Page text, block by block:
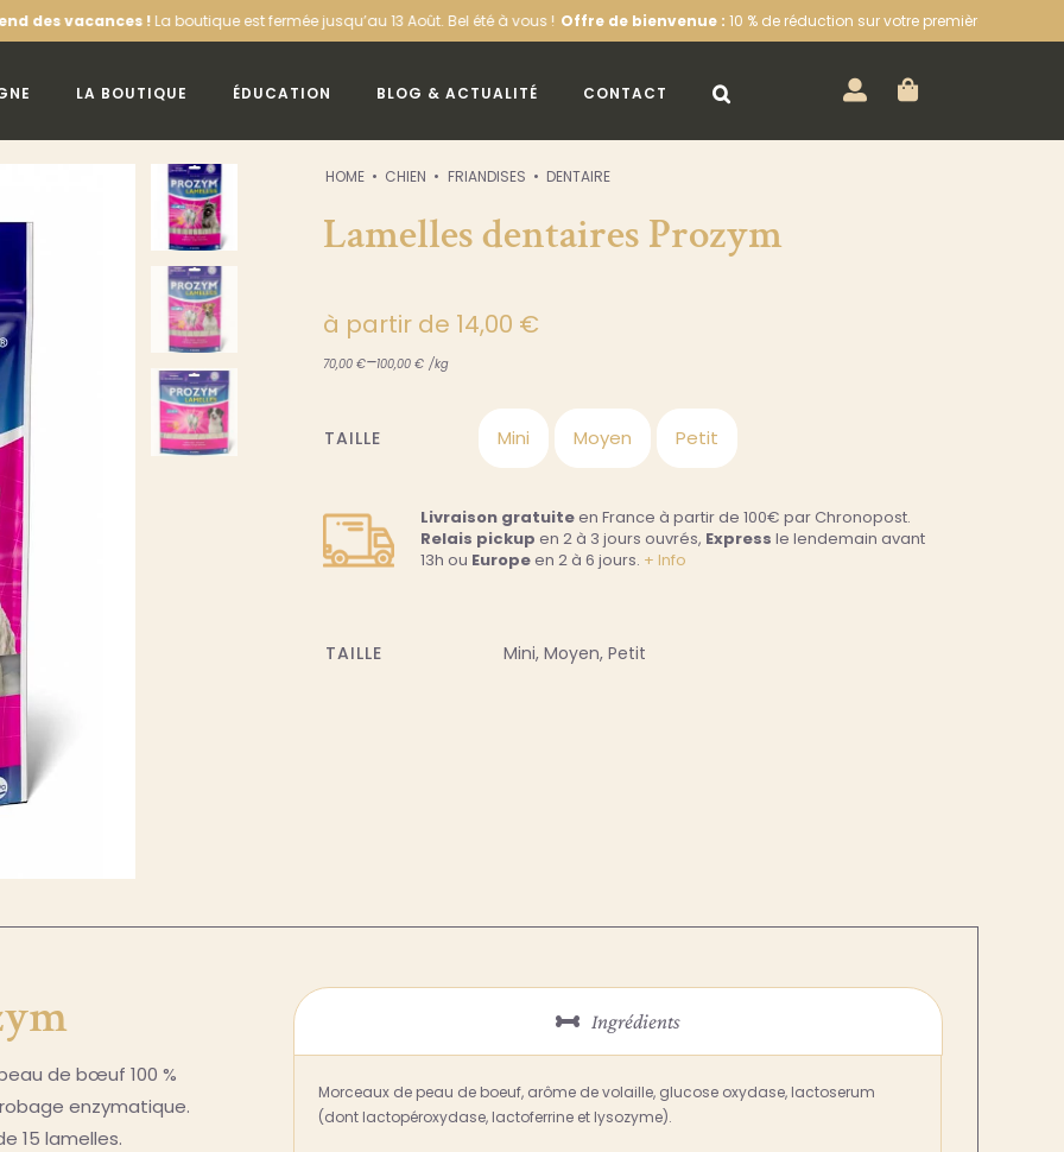
!La boutique est fermée jusqu’au 13 Août. Bel été à vous ! Offre de bienvenue :10 % de réduction sur votre première commande sur l’eshop
LA BOUTIQUE ÉDUCATION BLOG & ACTUALITÉ CONTACT
HOME CHIEN FRIANDISES DENTAIRE
Lamelles dentaires Prozym
à partir de 14,00 €
70,00 €–100,00 € /kg
TAILLE Mini Moyen Petit
Livraison gratuite en France à partir de 100€ par Chronopost.
Relais pickup en 2 à 3 jours ouvrés, Express le lendemain avant
13h ou Europe en 2 à 6 jours. + Info
TAILLE Mini, Moyen, Petit
de bœuf 100 %
enzymatique.
15 lamelles.
Ingrédients
Morceaux de peau de boeuf, arôme de volaille, glucose oxydase, lactoserum
(dont lactopéroxydase, lactoferrine et lysozyme).